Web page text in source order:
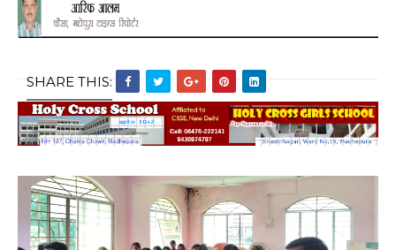
SHARE THIS: